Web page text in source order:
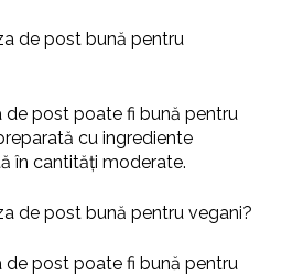
de post bună pentru
de post poate fi bună pentru
cu ingrediente
în cantități moderate.
de post bună pentru vegani?
de post poate fi bună pentru